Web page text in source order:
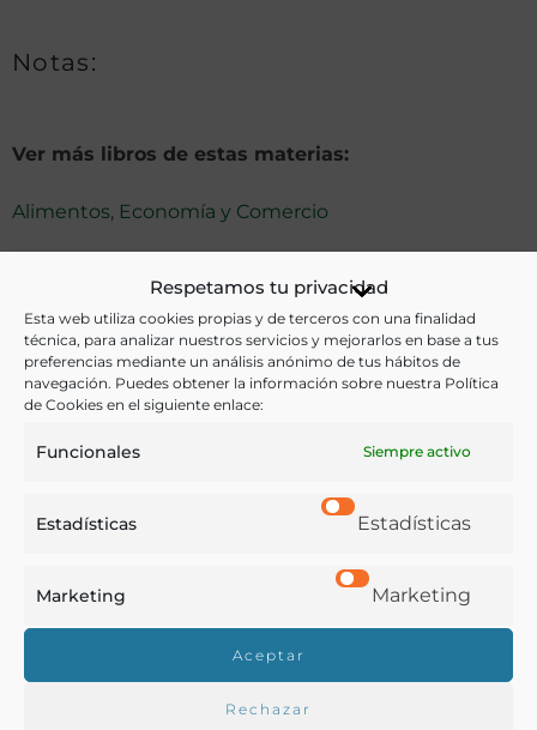
Respetamos tu privacidad
Esta web utiliza cookies propias y de terceros con una finalidad
técnica, para analizar nuestros servicios y mejorarlos en base a tus
preferencias mediante un análisis anónimo de tus hábitos de
navegación. Puedes obtener la información sobre nuestra Política
de Cookies en el siguiente enlace:
Funcionales Siempre activo
Estadísticas Estadísticas
Marketing Marketing
Aceptar
Rechazar
Notas:
Ver más libros de estas materias:
Alimentos, Economía y Comercio
Imágenes,Mantequilla,Publicidad,Sevilla
Ultramarinos
Buscar en la biblioteca
Biblioteca digital Duque de Ahumada